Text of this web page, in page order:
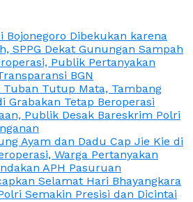
Bojonegoro Dibekukan karena
SPPG Dekat Gunungan Sampah
Publik Pertanyakan
BGN
Tuban Tutup Mata, Tambang
Grabakan Tetap Beroperasi
Publik Desak Bareskrim Polri
Ayam dan Dadu Cap Jie Kie di
Warga Pertanyakan
APH Pasuruan
Selamat Hari Bhayangkara
Semakin Presisi dan Dicintai